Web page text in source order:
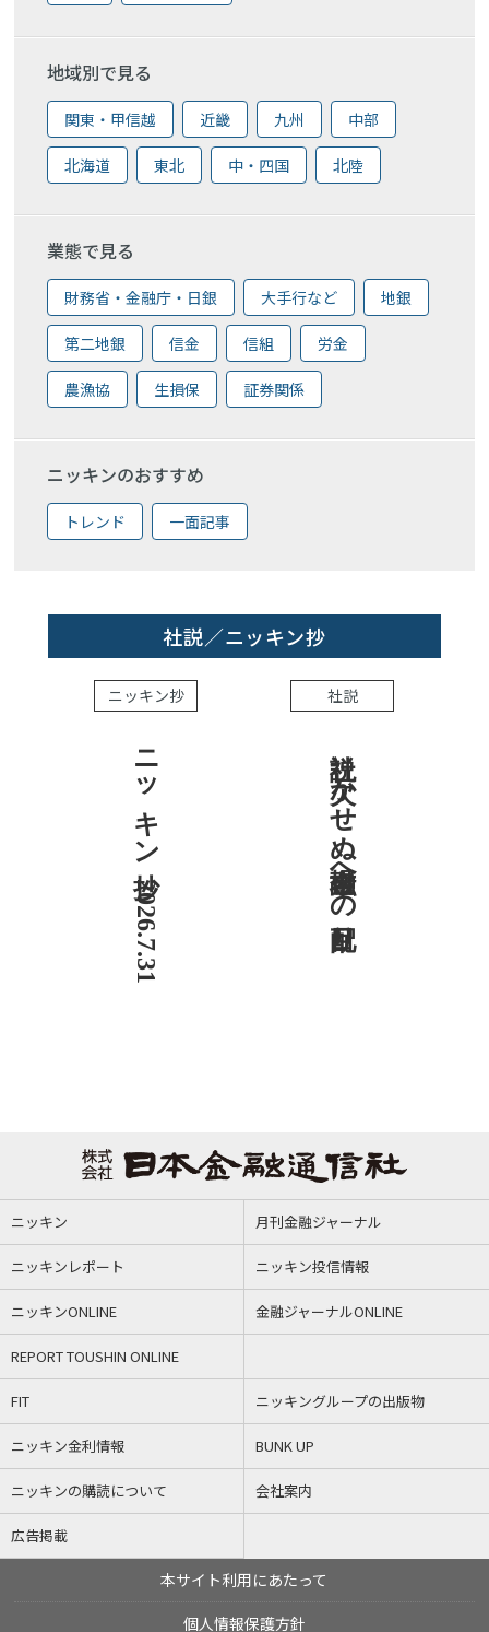
地域別で見る
関東・甲信越 近畿 九州 中部
北海道 東北 中・四国 北陸
業態で見る
財務省・金融庁・日銀 大手行など 地銀
第二地銀 信金 信組 労金
農漁協 生損保 証券関係
ニッキンのおすすめ
トレンド 一面記事
社説／ニッキン抄
ニッキン抄
ニッキン抄 2026.7.31
社説
社説 欠かせぬ金融市場への目配り
ニッキン 月刊金融ジャーナル
ニッキンレポート ニッキン投信情報
ニッキンONLINE 金融ジャーナルONLINE
REPORT TOUSHIN ONLINE
FIT ニッキングループの出版物
ニッキン金利情報 BUNK UP
ニッキンの購読について 会社案内
広告掲載
本サイト利用にあたって
個人情報保護方針